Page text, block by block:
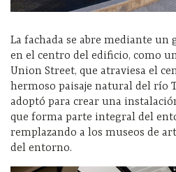
La fachada se abre mediante un
en el centro del edificio, como
Union Street, que atraviesa el
hermoso paisaje natural del río
adoptó para crear una
que forma parte integral del
remplazando a los museos de
del entorno.